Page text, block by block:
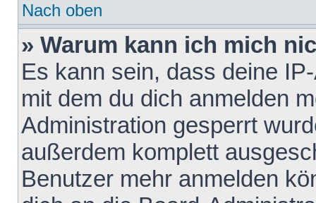
Nach oben
» Warum kann ich mich
Es kann sein, dass deine
mit dem du dich anmelden
Administration gesperrt
außerdem komplett
Benutzer mehr anmelden